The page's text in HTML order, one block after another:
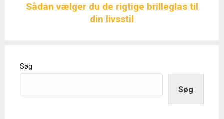
Sådan vælger du de rigtige brilleglas til
din livsstil
Søg
Søg